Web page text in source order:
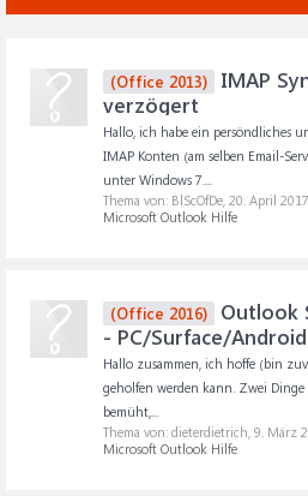
(Office 2013)
IMAP
verzögert
Hallo, ich habe ein persöndliches
IMAP Konten (am selben Email-
unter Windows 7....
Thema von: BlScOfDe, 20. April 2017
Microsoft Outlook Hilfe
(Office 2016)
Outlook
- PC/Surface/
Hallo zusammen, ich hoffe (bin
geholfen werden kann. Zwei
bemüht,...
Thema von: dieterdietrich, 9. März
Microsoft Outlook Hilfe